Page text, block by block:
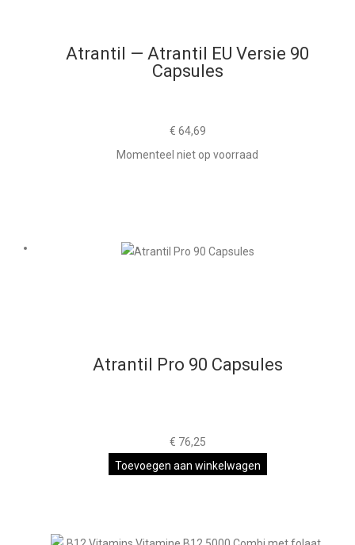
Atrantil — Atrantil EU Versie 90
Capsules
€ 64,69
Momenteel niet op voorraad
Atrantil Pro 90 Capsules
€ 76,25
Toevoegen aan winkelwagen